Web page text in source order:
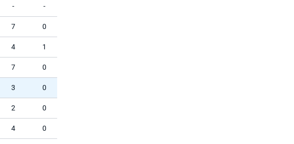
- -
7 0
4 1
7 0
3 0
2 0
4 0